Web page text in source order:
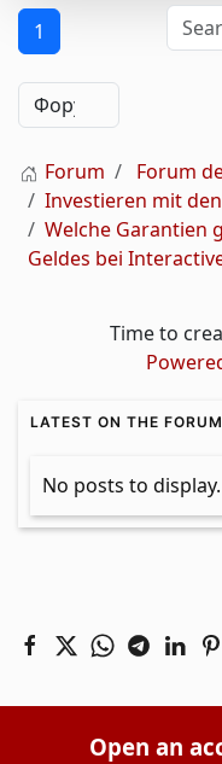
1
Forum
Forum
Investieren mit
Welche Garantien
Geldes bei
Time to
LATEST ON THE FORUM
No posts to display.
Open an